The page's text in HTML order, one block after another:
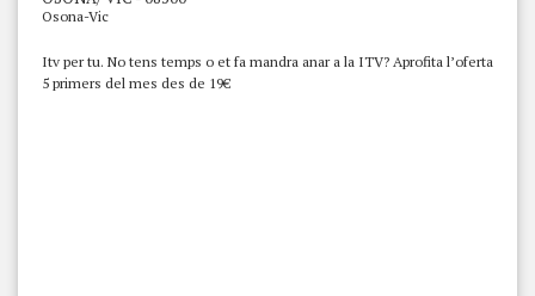
Osona-Vic
Itv per tu. No tens temps o et fa mandra anar a la ITV? Aprofita l’oferta
5 primers del mes des de 19€